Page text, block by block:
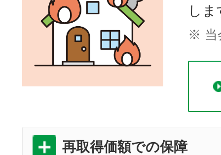
し
※
再取得価額での保障